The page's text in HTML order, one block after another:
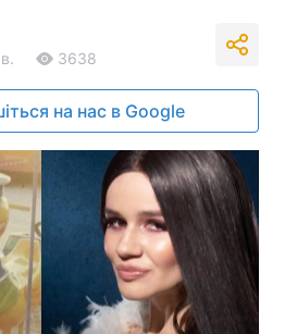
3638
на нас в Google